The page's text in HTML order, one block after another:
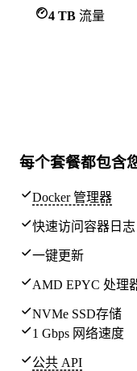
4 TB 流量
每个套餐都包含
Docker 管理器
快速访问容器日志
一键更新
AMD EPYC 处理
NVMe SSD存储
1 Gbps 网络速度
公共 API